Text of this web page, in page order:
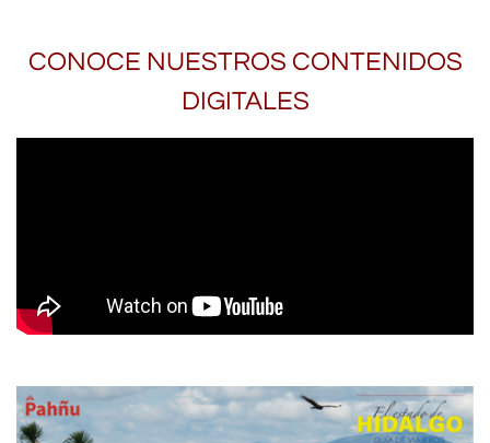
CONOCE NUESTROS CONTENIDOS
DIGITALES